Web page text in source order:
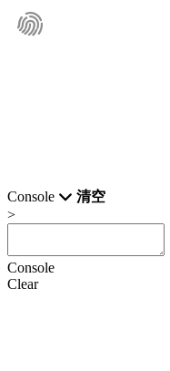
Console
清空
>
Console
Clear